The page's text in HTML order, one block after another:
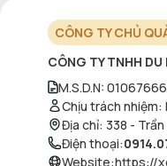
CÔNG TY CHỦ
CÔNG TY TNHH DU
M.S.D.N:
Chịu trách nhiệm:
Địa chỉ: 338 - Trần
Điện thoại:
Website:https://